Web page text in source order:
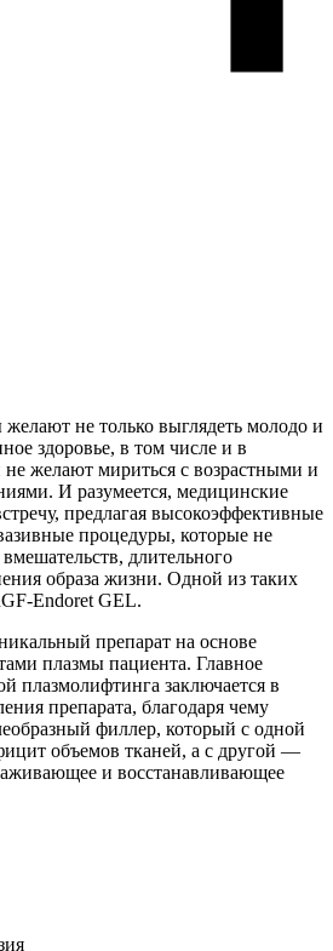
не только выглядеть молодо и
здоровье, в том числе и в
желают мириться с возрастными и
И разумеется, медицинские
предлагая высокоэффективные
процедуры, которые не
длительного
образа жизни. Одной из таких
Endoret GEL.
препарат на основе
плазмы пациента. Главное
плазмолифтинга заключается в
препарата, благодаря чему
филлер, который с одной
объемов тканей, а с другой —
и восстанавливающее